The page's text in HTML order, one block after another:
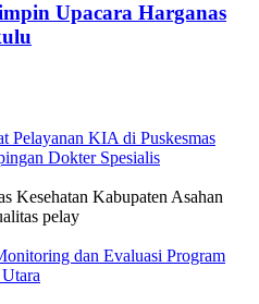
Upacara Harganas
Pelayanan KIA di Puskesmas
Dokter Spesialis
Kesehatan Kabupaten Asahan
pelay
dan Evaluasi Program